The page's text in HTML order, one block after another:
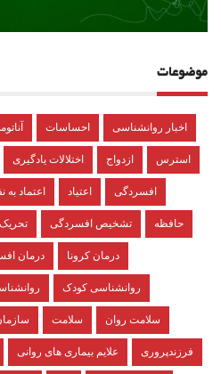
موضوعات
احساسات اخبار روانشناسی
اختلالات یادگیری ازدواج استرس
اعتماد اعتیاد افسردگی
تشخیص افسردگی حافظه
درمان درمان کرونا
روانشناسی کودک
سلامت سلامت روان
علایم بیماری های روانی فرزندپروری